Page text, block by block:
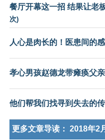
餐厅开幕这一招 结果让老
次)
人心是肉长的！医患间的
孝心男孩赵德龙带瘫痪父
他们帮我们找寻到失去的
更多文章导读： 2018年2